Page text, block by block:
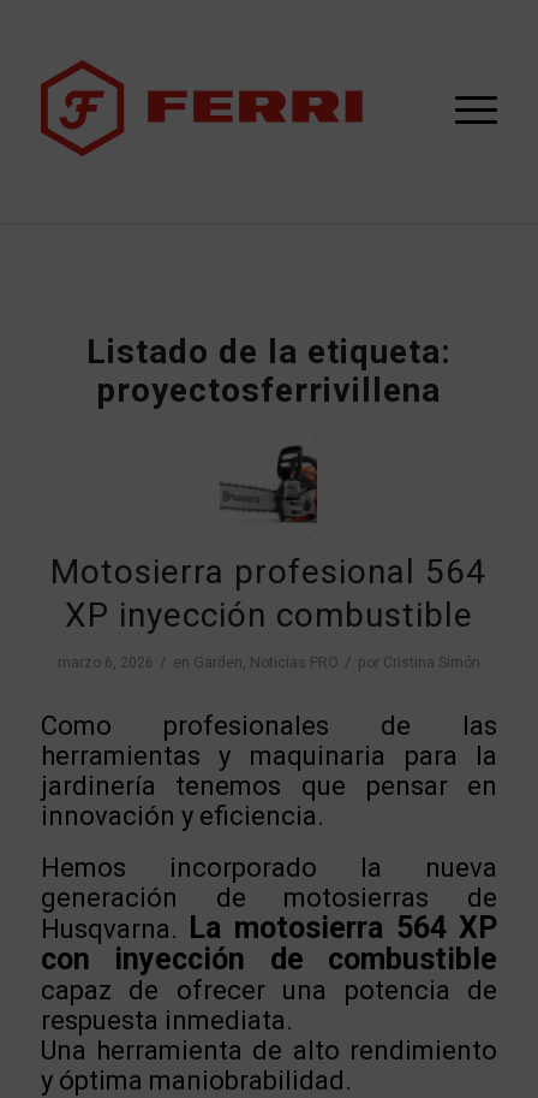
Listado de la etiqueta:
proyectosferrivillena
Motosierra profesional 564
XP inyección combustible
marzo 6, 2026 / en Garden, Noticias PRO / por Cristina Simón
Como profesionales de las
herramientas y maquinaria para la
jardinería tenemos que pensar en
innovación y eficiencia.
Hemos incorporado la nueva
generación de motosierras de
Husqvarna.
La motosierra 564 XP
con inyección de combustible
capaz de ofrecer una potencia de
respuesta inmediata.
Una herramienta de alto rendimiento
y óptima maniobrabilidad.